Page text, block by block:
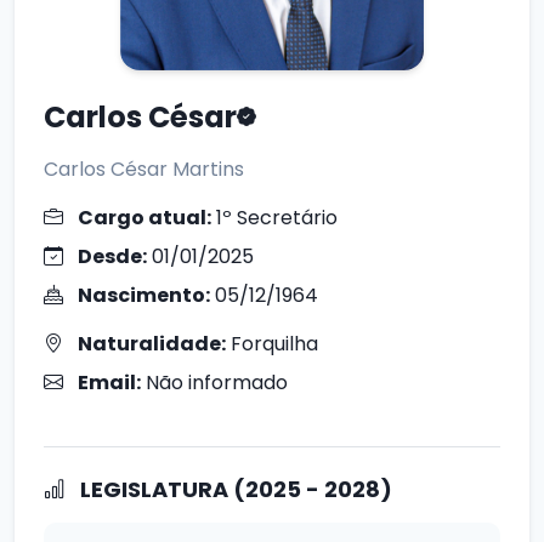
Carlos César
Carlos César Martins
Cargo atual:1º Secretário
Desde:01/01/2025
Nascimento:05/12/1964
Naturalidade: Forquilha
Email: Não informado
LEGISLATURA (2025 - 2028)